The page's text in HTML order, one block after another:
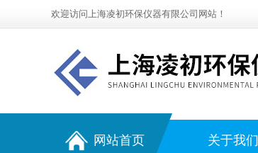
欢迎访问上海凌初环保仪器有限公司网站！
网站首页 关于我们